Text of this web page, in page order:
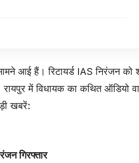
आई हैं। रिटायर्ड IAS निरंजन को
रायपुर में विधायक का कथित
खबरें:
गिरफ्तार